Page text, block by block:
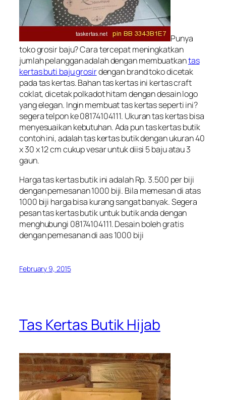
Punya
toko grosir baju? Cara tercepat meningkatkan
jumlah pelanggan adalah dengan membuatkantas
kertas buti baju grosirdengan brand toko dicetak
pada tas kertas. Bahan tas kertas ini kertas craft
coklat, dicetak polkadot hitam dengan desain logo
yang elegan. Ingin membuat tas kertas seperti ini?
segera telpon ke 08174104111. Ukuran tas kertas bisa
menyesuaikan kebutuhan. Ada pun tas kertas butik
contoh ini, adalah tas kertas butik dengan ukuran 40
x 30 x 12 cm cukup vesar untuk diisi 5 baju atau 3
gaun.
Harga tas kertas butik ini adalah Rp. 3.500 per biji
dengan pemesanan 1000 biji. Bila memesan di atas
1000 biji harga bisa kurang sangat banyak. Segera
pesan tas kertas butik untuk butik anda dengan
menghubungi 08174104111. Desain boleh gratis
dengan pemesanan di aas 1000 biji
February 9, 2015
Tas Kertas Butik Hijab